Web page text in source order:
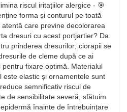
riscul iritațiilor alergice - 🎯
forma și conturul pe toată
care previne decolorarea
dresuri cu acest portjartier? Da.
prinderea dresurilor; ciorapii se
de cleme după ce ai
fixare optimă. Materialul
este elastic și ornamentele sunt
semnificativ riscul de
de sensibilitate severă, sfătuim
înainte de întrebuințare